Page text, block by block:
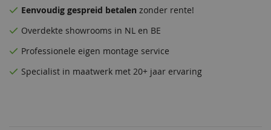
Eenvoudig gespreid betalen zonder rente!
Overdekte showrooms in NL en BE
Professionele eigen montage service
Specialist in maatwerk met 20+ jaar ervaring